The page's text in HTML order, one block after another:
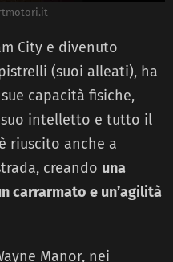
City e divenuto
(suoi alleati), ha
capacità fisiche,
intelletto e tutto il
riuscito anche a
creando una
carrarmato e un’agilità
Manor, nei